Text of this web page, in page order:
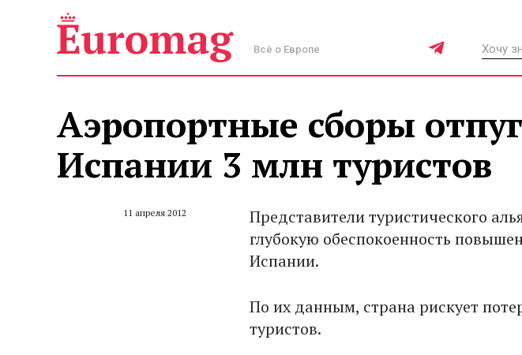
Всё о Европе
Аэропортные сборы
Испании 3 млн туристов
11 апреля 2012
Представители туристического
глубокую обеспокоенность
Испании.
По их данным, страна рискует
туристов.